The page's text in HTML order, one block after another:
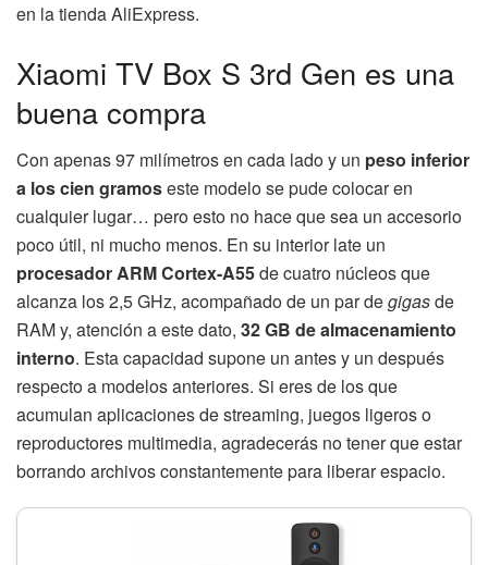
en la tienda AliExpress.
Xiaomi TV Box S 3rd Gen es una
buena compra
Con apenas 97 milímetros en cada lado y un peso inferior
a los cien gramoseste modelo se pude colocar en
cualquier lugar… pero esto no hace que sea un accesorio
poco útil, ni mucho menos. En su interior late un
procesador ARM Cortex-A55de cuatro núcleos que
alcanza los 2,5 GHz, acompañado de un par degigasde
RAM y, atención a este dato, 32 GB de almacenamiento
interno. Esta capacidad supone un antes y un después
respecto a modelos anteriores. Si eres de los que
acumulan aplicaciones de streaming, juegos ligeros o
reproductores multimedia, agradecerás no tener que estar
borrando archivos constantemente para liberar espacio.